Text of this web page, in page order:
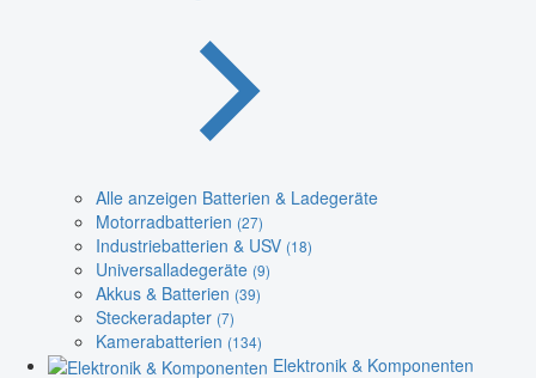
Alle anzeigen Batterien & Ladegeräte
Motorradbatterien (27)
Industriebatterien & USV (18)
Universalladegeräte (9)
Akkus & Batterien (39)
Steckeradapter (7)
Kamerabatterien (134)
Elektronik & Komponenten